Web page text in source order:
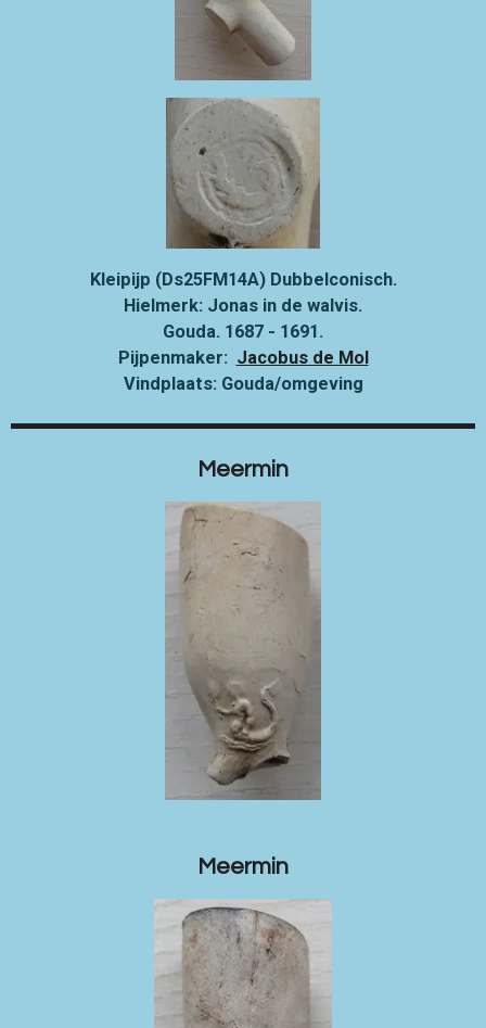
Kleipijp (Ds25FM14A) Dubbelconisch.
Hielmerk: Jonas in de walvis.
Gouda. 1687 - 1691.
Pijpenmaker: Jacobus de Mol
Vindplaats: Gouda/omgeving
Meermin
Meermin